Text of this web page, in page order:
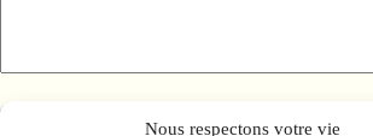
Nous respectons votre vie